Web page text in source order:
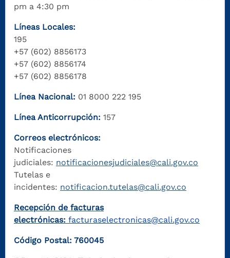
pm a 4:30 pm
Líneas Locales:
195
+57 (602) 8856173
+57 (602) 8856174
+57 (602) 8856178
Línea Nacional: 01 8000 222 195
Línea Anticorrupción: 157
Correos electrónicos:
Notificaciones
judiciales: notificacionesjudiciales@cali.gov.co
Tutelas e
incidentes: notificacion.tutelas@cali.gov.co
Recepción de facturas
electrónicas: facturaselectronicas@cali.gov.co
Código Postal: 760045